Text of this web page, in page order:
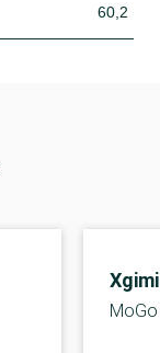
60,2
Xgimi